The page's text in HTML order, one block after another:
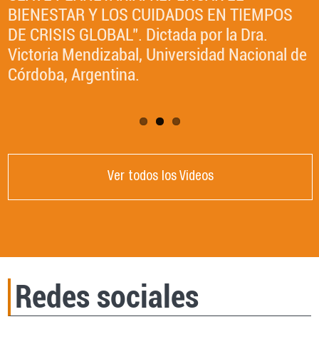
BIENESTAR Y LOS CUIDADOS EN TIEMPOS
DE CRISIS GLOBAL". Dictada por la Dra.
Victoria Mendizabal, Universidad Nacional de
Córdoba, Argentina.
Nacional de Córdoba, Argentina.
Ver todos los Videos
Redes sociales